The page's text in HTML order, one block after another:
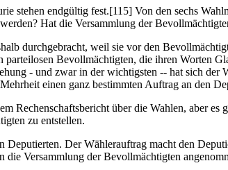
stehen endgültig fest.[115] Von den sechs
Hat die Versammlung der
durchgebracht, weil sie vor den
Bevollmächtigten, die ihren Worten
- und zwar in der wichtigsten -- hat sich
einen ganz bestimmten Auftrag an den
Rechenschaftsbericht über die Wahlen, aber
zu entstellen.
Der Wählerauftrag macht den
die Versammlung der Bevollmächtigten